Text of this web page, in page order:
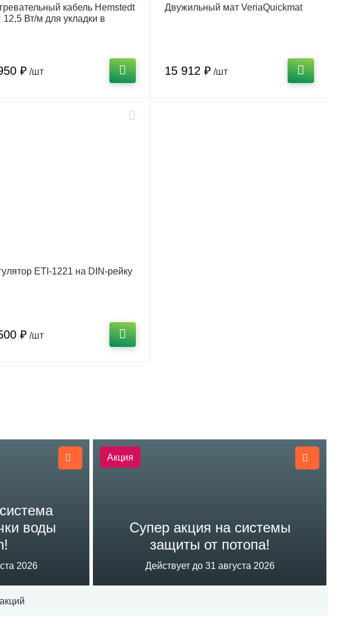
кабель Hemstedt
12,5 Вт/м для укладки в
₽ /шт
Двужильный мат VeriaQuickmat
15 912 ₽ /шт
ETI-1221 на DIN-рейку
₽ /шт
воды
2026
Супер акция на системы
защиты от потопа!
Действует до 31 августа 2026
Акция